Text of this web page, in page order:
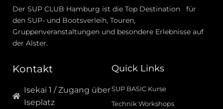
Der SUP CLUB Hamburg ist die Top Destination für
den SUP- und Bootsverleih, Touren,
Gruppenveranstaltungen und besondere Erlebnisse auf
der Alster.
Kontakt
Isekai 1 / Zugang über
Iseplatz
Quick Links
SUP BASIC Kurse
Technik Workshops